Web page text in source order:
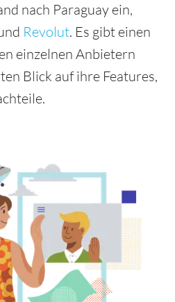
nach Paraguay ein,
Revolut. Es gibt einen
einzelnen Anbietern
Blick auf ihre Features,